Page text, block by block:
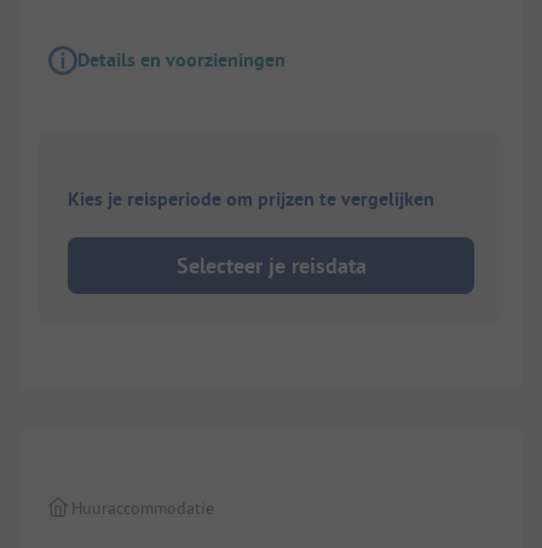
Details en voorzieningen
Kies je reisperiode om prijzen te vergelijken
Selecteer je reisdata
Huuraccommodatie